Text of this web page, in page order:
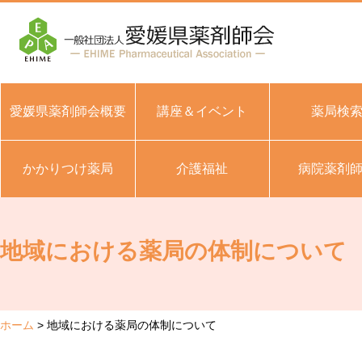
愛媛県薬剤師会概要 講座＆イベント 薬局検索
かかりつけ薬局 介護福祉 病院薬剤
地域における薬局の体制について
ホーム 地域における薬局の体制について